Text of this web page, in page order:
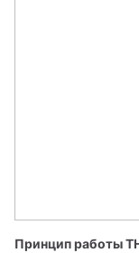
Принцип работы